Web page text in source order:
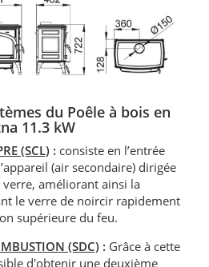
du Poêle à bois en
11.3 kW
(SCL) : consiste en l’entrée
(air secondaire) dirigée
améliorant ainsi la
le verre de noircir rapidement
supérieure du feu.
(SDC) : Grâce à cette
d'obtenir une deuxième